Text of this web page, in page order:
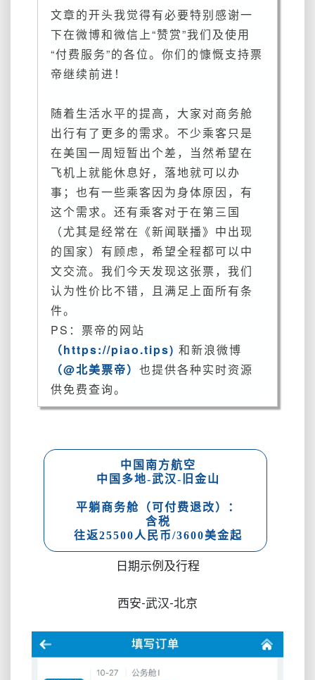
性
价
比
不
子
也
蛮
多，
多
个
城
市
联
运
~
去
个
短
差，
呆
月
都
合
适
文章的开头我觉得有必要特别感谢一
下在微博和微信上“赞赏”我们及使用
“付费服务”的各位。你们的慷慨支持票
帝继续前进！
随着生活水平的提高，大家对商务舱
出行有了更多的需求。不少乘客只是
在美国一周短暂出个差，当然希望在
飞机上就能休息好，落地就可以办
事；也有一些乘客因为身体原因，有
这个需求。还有乘客对于在第三国
（尤其是经常在《新闻联播》中出现
的国家）有顾虑，希望全程都可以中
文交流。我们今天发现这张票，我们
认为性价比不错，且满足上面所有条
件。
PS：票帝的网站
（https://piao.tips) 和新浪微博
（@北美票帝） 也提供各种实时资源
供免费查询。
中国南方航空
中国多地-武汉-旧金山
平躺商务舱（可付费退改）：
含税
往返25500人民币/3600美金起
日期示例及行程
西安-武汉-北京